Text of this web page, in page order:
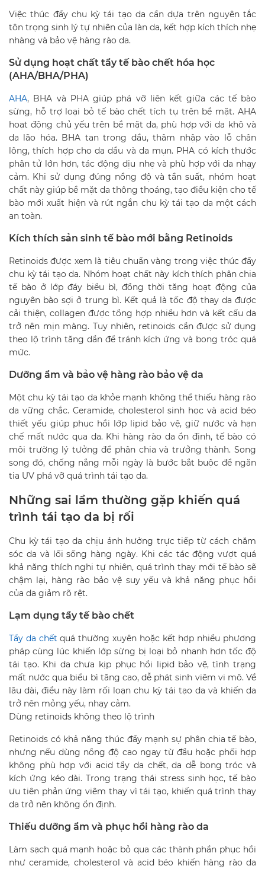
Việc thúc đẩy chu kỳ tái tạo da cần dựa trên nguyên tắc
tôn trọng sinh lý tự nhiên của làn da, kết hợp kích thích nhẹ
nhàng và bảo vệ hàng rào da.
Sử dụng hoạt chất tẩy tế bào chết hóa học
(AHA/BHA/PHA)
AHA, BHA và PHA giúp phá vỡ liên kết giữa các tế bào
sừng, hỗ trợ loại bỏ tế bào chết tích tụ trên bề mặt. AHA
hoạt động chủ yếu trên bề mặt da, phù hợp với da khô và
da lão hóa. BHA tan trong dầu, thâm nhập vào lỗ chân
lông, thích hợp cho da dầu và da mụn. PHA có kích thước
phân tử lớn hơn, tác động dịu nhẹ và phù hợp với da nhạy
cảm. Khi sử dụng đúng nồng độ và tần suất, nhóm hoạt
chất này giúp bề mặt da thông thoáng, tạo điều kiện cho tế
bào mới xuất hiện và rút ngắn chu kỳ tái tạo da một cách
an toàn.
Kích thích sản sinh tế bào mới bằng Retinoids
Retinoids được xem là tiêu chuẩn vàng trong việc thúc đẩy
chu kỳ tái tạo da. Nhóm hoạt chất này kích thích phân chia
tế bào ở lớp đáy biểu bì, đồng thời tăng hoạt động của
nguyên bào sợi ở trung bì. Kết quả là tốc độ thay da được
cải thiện, collagen được tổng hợp nhiều hơn và kết cấu da
trở nên mịn màng. Tuy nhiên, retinoids cần được sử dụng
theo lộ trình tăng dần để tránh kích ứng và bong tróc quá
mức.
Dưỡng ẩm và bảo vệ hàng rào bảo vệ da
Một chu kỳ tái tạo da khỏe mạnh không thể thiếu hàng rào
da vững chắc. Ceramide, cholesterol sinh học và acid béo
thiết yếu giúp phục hồi lớp lipid bảo vệ, giữ nước và hạn
chế mất nước qua da. Khi hàng rào da ổn định, tế bào có
môi trường lý tưởng để phân chia và trưởng thành. Song
song đó, chống nắng mỗi ngày là bước bắt buộc để ngăn
tia UV phá vỡ quá trình tái tạo da.
Những sai lầm thường gặp khiến quá
trình tái tạo da bị rối
Chu kỳ tái tạo da chịu ảnh hưởng trực tiếp từ cách chăm
sóc da và lối sống hàng ngày. Khi các tác động vượt quá
khả năng thích nghi tự nhiên, quá trình thay mới tế bào sẽ
chậm lại, hàng rào bảo vệ suy yếu và khả năng phục hồi
của da giảm rõ rệt.
Lạm dụng tẩy tế bào chết
Tẩy da chết quá thường xuyên hoặc kết hợp nhiều phương
pháp cùng lúc khiến lớp sừng bị loại bỏ nhanh hơn tốc độ
tái tạo. Khi da chưa kịp phục hồi lipid bảo vệ, tình trạng
mất nước qua biểu bì tăng cao, dễ phát sinh viêm vi mô. Về
lâu dài, điều này làm rối loạn chu kỳ tái tạo da và khiến da
trở nên mỏng yếu, nhạy cảm.
Dùng retinoids không theo lộ trình
Retinoids có khả năng thúc đẩy mạnh sự phân chia tế bào,
nhưng nếu dùng nồng độ cao ngay từ đầu hoặc phối hợp
không phù hợp với acid tẩy da chết, da dễ bong tróc và
kích ứng kéo dài. Trong trạng thái stress sinh học, tế bào
ưu tiên phản ứng viêm thay vì tái tạo, khiến quá trình thay
da trở nên không ổn định.
Thiếu dưỡng ẩm và phục hồi hàng rào da
Làm sạch quá mạnh hoặc bỏ qua các thành phần phục hồi
như ceramide, cholesterol và acid béo khiến hàng rào da